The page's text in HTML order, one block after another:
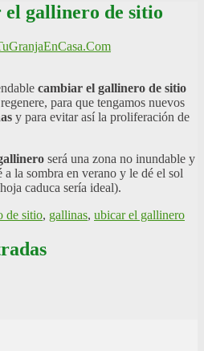
gallinero de sitio
cambiar el gallinero de sitio
para que tengamos nuevos
y para evitar así la proliferación de
será una zona no inundable y
a la sombra en verano y le dé el sol
caduca sería ideal).
de sitio, gallinas, ubicar el gallinero